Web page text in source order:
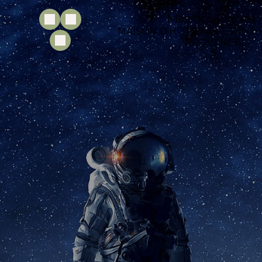
Mas des Figues
MAISON D’HÔTES 4★ ·
PROVENCE